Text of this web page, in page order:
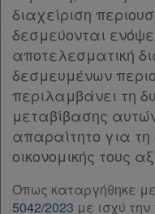
Άρθρο 41
Άρθρο 42
Άρθρο 43
Άρθρο 44
Άρθρο 45
Άρθρο 46
ΜΕΡΟΣ III [-]
Άρθρο 47 [-]
Παρ.1
Παρ.2
διαχείριση
δεσμεύονται
αποτελεσματική
δεσμευμένων
περιλαμβάνει τη
μεταβίβασης
απαραίτητο για
οικονομικής τους
Όπως καταργήθηκε
5042/2023 με ισχύ την